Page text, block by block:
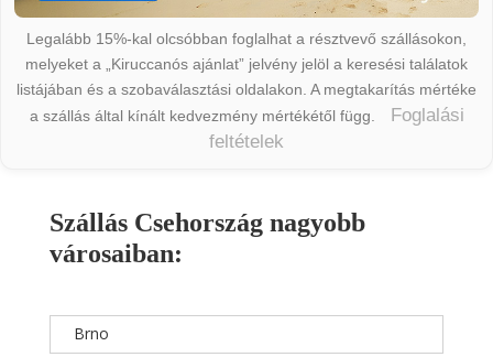
Legalább 15%-kal olcsóbban foglalhat a résztvevő szállásokon,
melyeket a „Kiruccanós ajánlat” jelvény jelöl a keresési találatok
listájában és a szobaválasztási oldalakon. A megtakarítás mértéke
a szállás által kínált kedvezmény mértékétől függ.
Foglalási
feltételek
Szállás Csehország nagyobb
városaiban:
Brno